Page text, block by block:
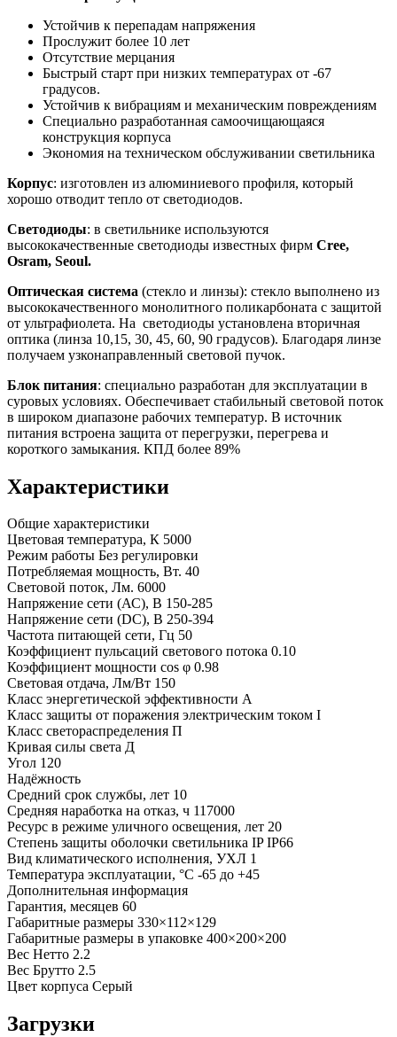
Устойчив к перепадам напряжения
Прослужит более 10 лет
Отсутствие мерцания
Быстрый старт при низких температурах от -67
градусов.
Устойчив к вибрациям и механическим повреждениям
Специально разработанная самоочищающаяся
конструкция корпуса
Экономия на техническом обслуживании светильника
Корпус: изготовлен из алюминиевого профиля, который
хорошо отводит тепло от светодиодов.
Светодиоды: в светильнике используются
высококачественные светодиоды известных фирм Cree,
Osram, Seoul.
Оптическая система (стекло и линзы): стекло выполнено из
высококачественного монолитного поликарбоната с защитой
от ультрафиолета. На светодиоды установлена вторичная
оптика (линза 10,15, 30, 45, 60, 90 градусов). Благодаря линзе
получаем узконаправленный световой пучок.
Блок питания: специально разработан для эксплуатации в
суровых условиях. Обеспечивает стабильный световой поток
в широком диапазоне рабочих температур. В источник
питания встроена защита от перегрузки, перегрева и
короткого замыкания. КПД более 89%
Характеристики
Общие характеристики
Цветовая температура, К 5000
Режим работы Без регулировки
Потребляемая мощность, Вт. 40
Световой поток, Лм. 6000
Напряжение сети (АС), В 150-285
Напряжение сети (DC), В 250-394
Частота питающей сети, Гц 50
Коэффициент пульсаций светового потока 0.10
Коэффициент мощности cos φ 0.98
Световая отдача, Лм/Вт 150
Класс энергетической эффективности A
Класс защиты от поражения электрическим током I
Класс светораспределения П
Кривая силы света Д
Угол 120
Надёжность
Средний срок службы, лет 10
Средняя наработка на отказ, ч 117000
Ресурс в режиме уличного освещения, лет 20
Степень защиты оболочки светильника IP IP66
Вид климатического исполнения, УХЛ 1
Температура эксплуатации, °С -65 до +45
Дополнительная информация
Гарантия, месяцев 60
Габаритные размеры 330×112×129
Габаритные размеры в упаковке 400×200×200
Вес Нетто 2.2
Вес Брутто 2.5
Цвет корпуса Серый
Загрузки